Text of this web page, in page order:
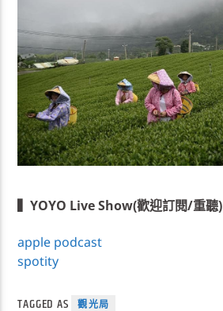
▍YOYO Live Show(歡迎訂閱/重聽)
apple podcast
spotity
TAGGED AS 觀光局